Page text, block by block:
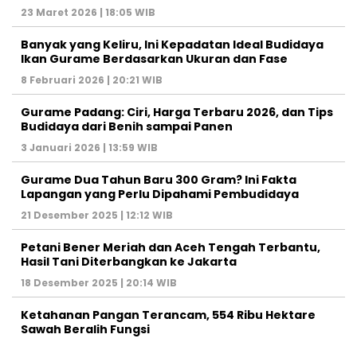
23 Maret 2026 | 18:05 WIB
Banyak yang Keliru, Ini Kepadatan Ideal Budidaya
Ikan Gurame Berdasarkan Ukuran dan Fase
8 Februari 2026 | 20:21 WIB
Gurame Padang: Ciri, Harga Terbaru 2026, dan Tips
Budidaya dari Benih sampai Panen
3 Januari 2026 | 13:59 WIB
Gurame Dua Tahun Baru 300 Gram? Ini Fakta
Lapangan yang Perlu Dipahami Pembudidaya
21 Desember 2025 | 12:12 WIB
Petani Bener Meriah dan Aceh Tengah Terbantu,
Hasil Tani Diterbangkan ke Jakarta
18 Desember 2025 | 20:14 WIB
Ketahanan Pangan Terancam, 554 Ribu Hektare
Sawah Beralih Fungsi